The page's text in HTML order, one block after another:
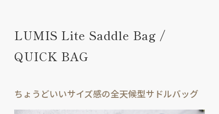
LUMIS Lite Saddle Bag /
QUICK BAG
ちょうどいいサイズ感の全天候型サドルバッグ